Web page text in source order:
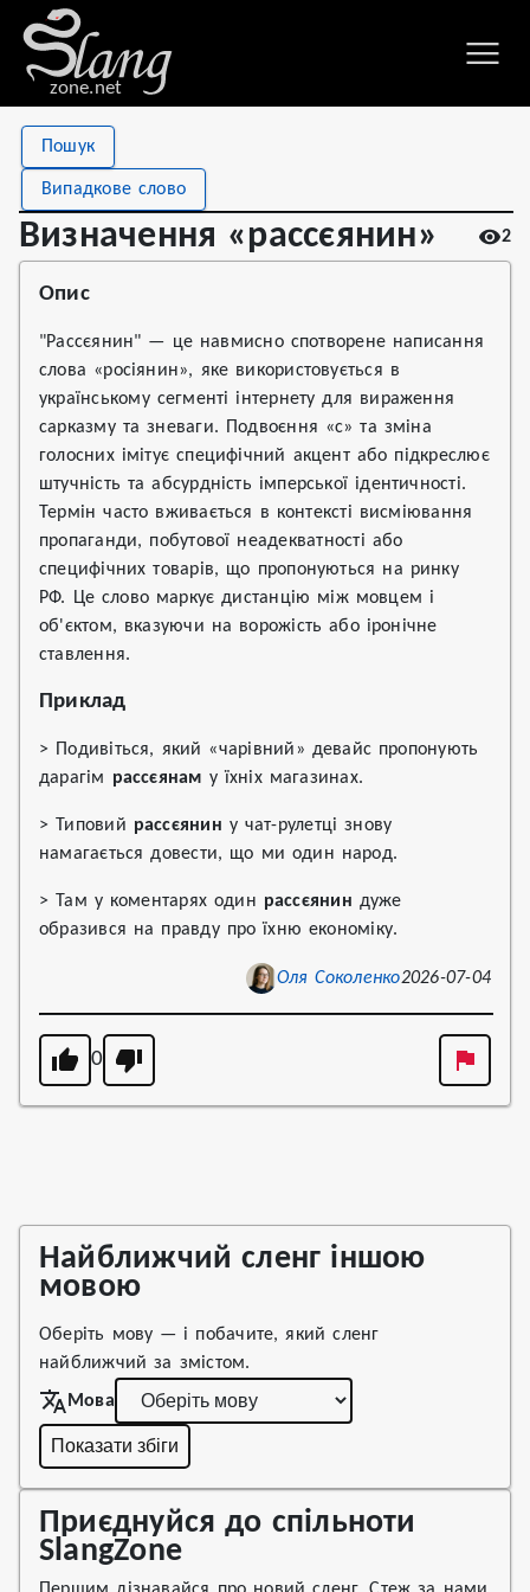
zone.net
Пошук
Випадкове слово
Визначення «рассєянин» 2
Визначення «рассєянин»
Stat
Views
Definitions 1
Опис
"Рассєянин" — це навмисно спотворене написання
слова «росіянин», яке використовується в
українському сегменті інтернету для вираження
сарказму та зневаги. Подвоєння «с» та зміна
голосних імітує специфічний акцент або підкреслює
штучність та абсурдність імперської ідентичності.
Термін часто вживається в контексті висміювання
пропаганди, побутової неадекватності або
специфічних товарів, що пропонуються на ринку
РФ. Це слово маркує дистанцію між мовцем і
об'єктом, вказуючи на ворожість або іронічне
ставлення.
Приклад
> Подивіться, який «чарівний» девайс пропонують
дарагім рассєянам у їхніх магазинах.
> Типовий рассєянин у чат-рулетці знову
намагається довести, що ми один народ.
> Там у коментарях один рассєянин дуже
образився на правду про їхню економіку.
Оля Соколенко2026-07-04
0
Найближчий сленг іншою
мовою
Оберіть мову — і побачите, який сленг
найближчий за змістом.
Мова
Показати збіги
Приєднуйся до спільноти
SlangZone